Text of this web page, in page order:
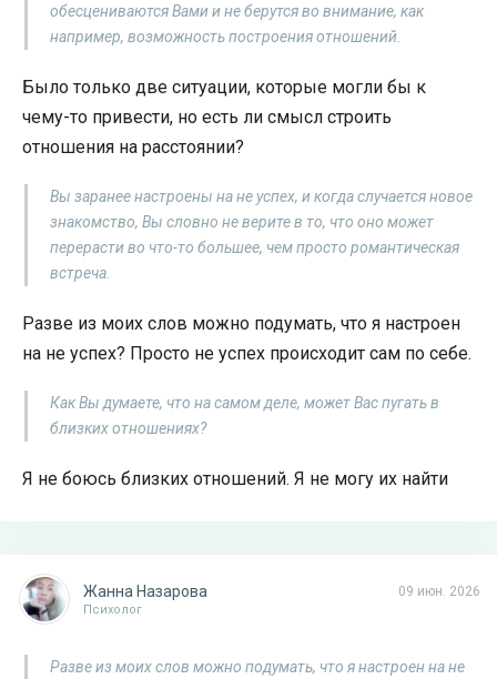
обесцениваются Вами и не берутся во внимание, как
например, возможность построения отношений.
Было только две ситуации, которые могли бы к
чему-то привести, но есть ли смысл строить
отношения на расстоянии?
Вы заранее настроены на не успех, и когда случается новое
знакомство, Вы словно не верите в то, что оно может
перерасти во что-то большее, чем просто романтическая
встреча.
Разве из моих слов можно подумать, что я настроен
на не успех? Просто не успех происходит сам по себе.
Как Вы думаете, что на самом деле, может Вас пугать в
близких отношениях?
Я не боюсь близких отношений. Я не могу их найти
09 июн. 2026
Жанна Назарова
Психолог
Разве из моих слов можно подумать, что я настроен на не